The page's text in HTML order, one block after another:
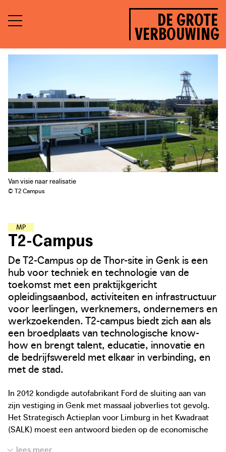
DE GROTE
VERBOUWING
Van visie naar realisatie
© T2 Campus
MA
A
K
L
E
E
R
P
T2-Campus
De T2-Campus op de Thor-site in Genk is een
hub voor techniek en technologie van de
toekomst met een praktijkgericht
opleidingsaanbod, activiteiten en infrastructuur
voor leerlingen, werknemers, ondernemers en
werkzoekenden. T2-campus biedt zich aan als
een broedplaats van technologische know-
how en brengt talent, educatie, innovatie en
de bedrijfswereld met elkaar in verbinding, en
met de stad.
In 2012 kondigde autofabrikant Ford de sluiting aan van
zijn vestiging in Genk met massaal jobverlies tot gevolg.
Het Strategisch Actieplan voor Limburg in het Kwadraat
(SALK) moest een antwoord bieden op de economische